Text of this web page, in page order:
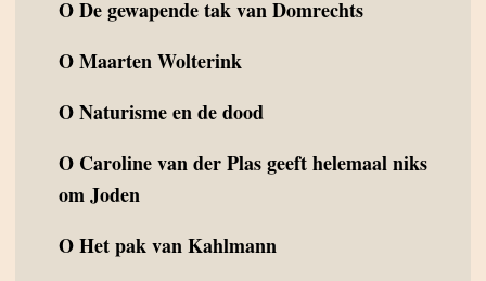
ODe gewapende tak van Domrechts
OMaarten Wolterink
ONaturisme en de dood
O Caroline van der Plas geeft helemaal niks
om Joden
OHet pak van Kahlmann